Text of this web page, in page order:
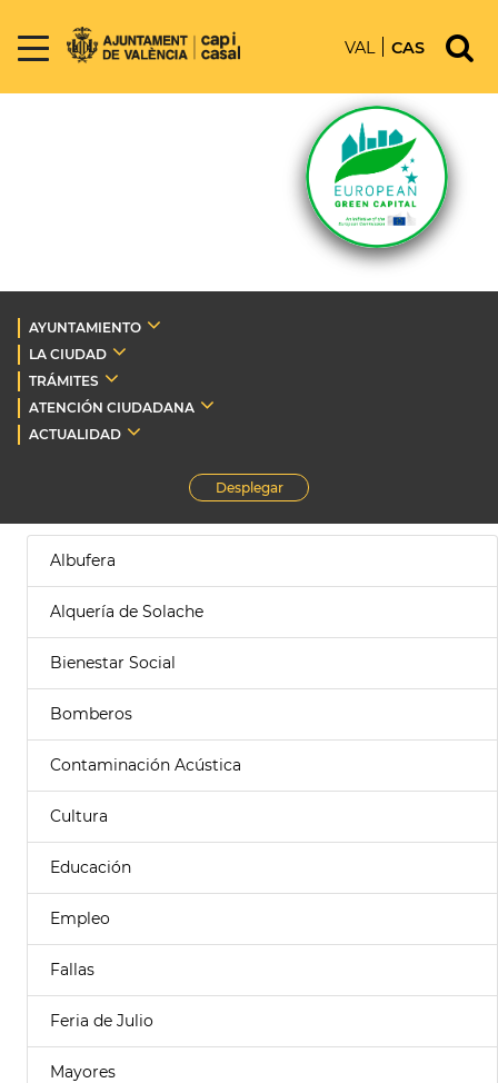
VAL CAS
AYUNTAMIENTO
LA CIUDAD
TRÁMITES
ATENCIÓN CIUDADANA
ACTUALIDAD
Desplegar
Albufera
Alquería de Solache
Bienestar Social
Bomberos
Contaminación Acústica
Cultura
Educación
Empleo
Fallas
Feria de Julio
Mayores